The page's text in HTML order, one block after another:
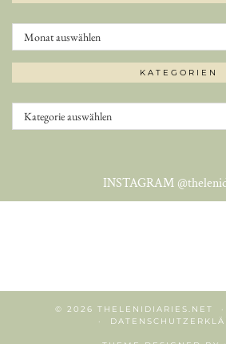
Archiv
KATEGORIEN
Kategorien
INSTAGRAM
© 2026 THELENIDIARIES.NET